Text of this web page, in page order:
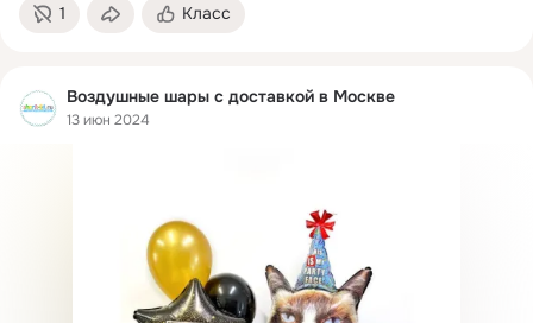
1 Класс
Воздушные шары с доставкой в Москве
13 июн 2024